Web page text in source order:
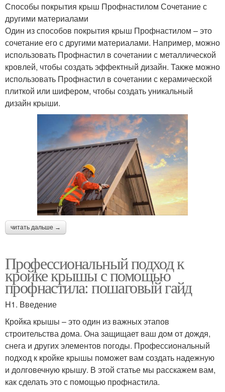
Способы покрытия крыш Профнастилом Сочетание с
другими материалами
Один из способов покрытия крыш Профнастилом – это
сочетание его с другими материалами. Например, можно
использовать Профнастил в сочетании с металлической
кровлей, чтобы создать эффектный дизайн. Также можно
использовать Профнастил в сочетании с керамической
плиткой или шифером, чтобы создать уникальный
дизайн крыши.
читать дальше →
Профессиональный подход к
кройке крышы с помощью
профнастила: пошаговый гайд
H1. Введение
Кройка крышы – это один из важных этапов
строительства дома. Она защищает ваш дом от дождя,
снега и других элементов погоды. Профессиональный
подход к кройке крышы поможет вам создать надежную
и долговечную крышу. В этой статье мы расскажем вам,
как сделать это с помощью профнастила.